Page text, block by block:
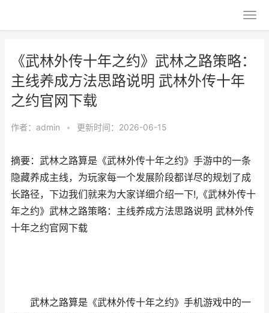
《武林外传十年之约》武林之路策略：
主线养成方法思路说明 武林外传十年
之约官网下载
作者： admin • 更新时间：2026-06-15
摘要：武林之路算是《武林外传十年之约》手游中的一条
隐藏养成主线，为玩家每一个发展阶段都详尽的规划了成
长路径，下边我们就来为大家详细介绍一下!,《武林外传十
年之约》武林之路策略：主线养成方法思路说明 武林外传
十年之约官网下载
武林之路算是《武林外传十年之约》手机游戏中的一